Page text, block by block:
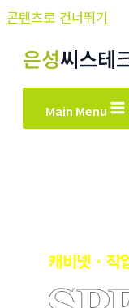
콘텐츠로 건너뛰기
은성씨스테
Main Menu